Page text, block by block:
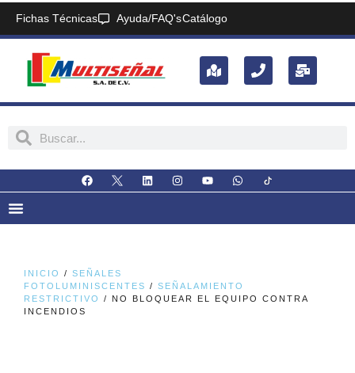
Fichas Técnicas Ayuda/FAQ'sCatálogo
INICIO / SEÑALES
FOTOLUMINISCENTES / SEÑALAMIENTO
RESTRICTIVO
/ NO BLOQUEAR EL EQUIPO CONTRA
INCENDIOS